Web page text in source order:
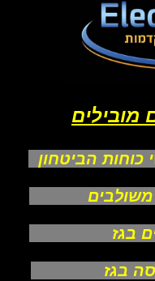
מובילים
הביטחון
משולבים
בגז
בגז